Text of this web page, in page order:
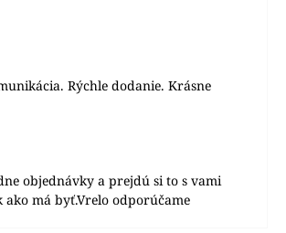
Rýchle dodanie. Krásne
objednávky a prejdú si to s vami
ako má byť.Vrelo odporúčame